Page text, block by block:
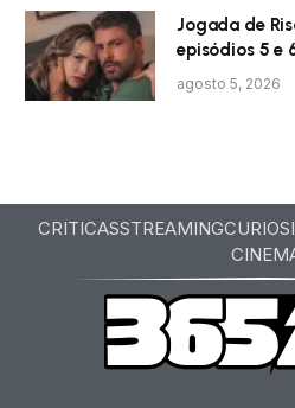
Jogada de
episódios 5 e
agosto 5, 2026
CRITICASSTREAMING